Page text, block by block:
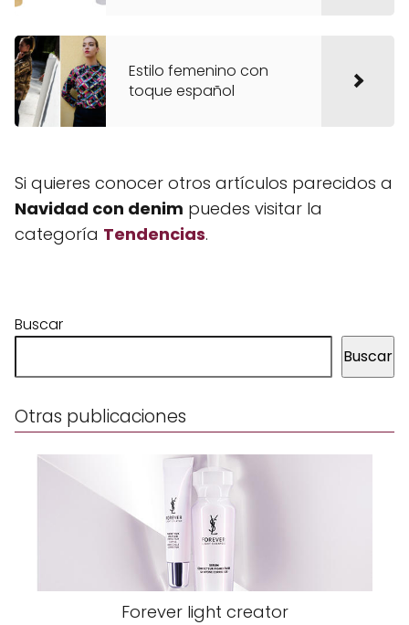
Estilo femenino con
toque español
Si quieres conocer otros artículos parecidos a
Navidad con denim puedes visitar la
categoría Tendencias.
Buscar
Buscar
Otras publicaciones
Forever light creator